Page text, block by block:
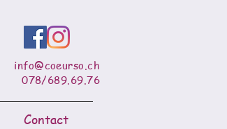
info@coeurso.ch
078/689.69.76
Contact